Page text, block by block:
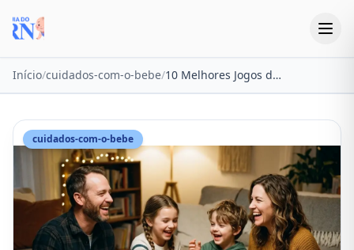
Início/cuidados-com-o-bebe/ 10 Melhores Jogos de Tabuleiro para Família em 2026 (Testados)
cuidados-com-o-bebe